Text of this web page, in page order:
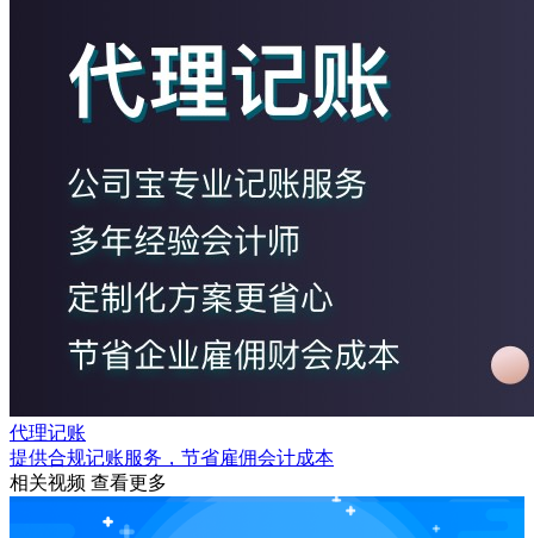
代理记账
提供合规记账服务，节省雇佣会计成本
相关视频 查看更多